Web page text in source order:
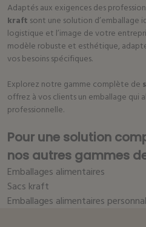
Adaptés aux exigences des
kraft sont une solution d’emballage
logistique et l’image de votre
modèle robuste et esthétique,
vos besoins spécifiques.
Explorez notre gamme complète de
offrez à vos clients un emballage qui
professionnelle.
Pour une solution
nos autres gammes
Emballages alimentaires
Sacs kraft
Emballages alimentaires